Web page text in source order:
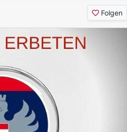
Folgen